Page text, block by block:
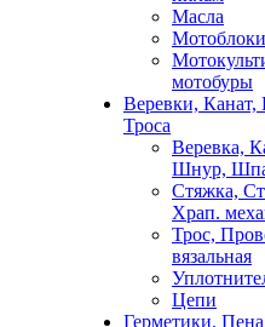
Масла
Мотоблоки
мотобуры
Веревки, Канат,
Троса
Веревка,
Шнур,
Стяжка,
Храп.
Трос,
вязальная
Цепи
Герметики,